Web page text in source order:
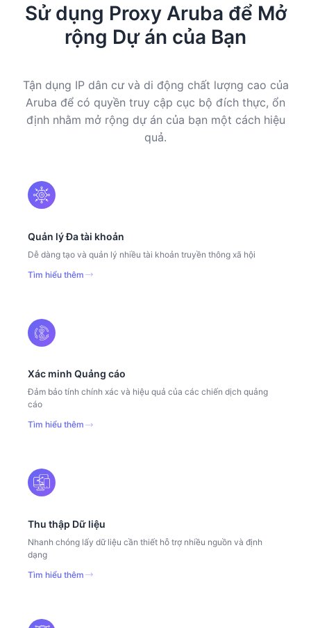
Sử dụng Proxy Aruba để Mở
rộng Dự án của Bạn
Tận dụng IP dân cư và di động chất lượng cao của
Aruba để có quyền truy cập cục bộ đích thực, ổn
định nhằm mở rộng dự án của bạn một cách hiệu
quả.
Quản lý Đa tài khoản
Dễ dàng tạo và quản lý nhiều tài khoản truyền thông xã hội
Tìm hiểu thêm
Xác minh Quảng cáo
Đảm bảo tính chính xác và hiệu quả của các chiến dịch quảng
cáo
Tìm hiểu thêm
Thu thập Dữ liệu
Nhanh chóng lấy dữ liệu cần thiết hỗ trợ nhiều nguồn và định
dạng
Tìm hiểu thêm